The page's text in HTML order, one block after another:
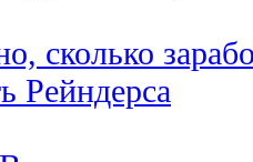
сколько
Рейндерса